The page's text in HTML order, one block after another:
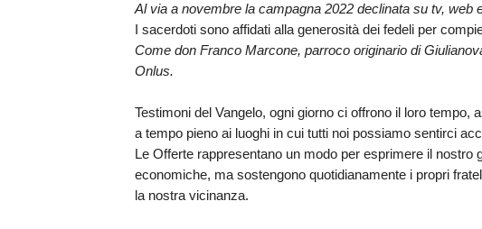
BENI CULTURALI
CARITAS
UFFICIO CATECHISTICO
UTDR (UFFICIO TECNICO)UFFICIO TECNICO E PER LA
Al via a novembre la campagna 2022 declinata su tv, web
I sacerdoti sono affidati alla generosità dei fedeli per
Come don Franco Marcone, parroco originario di
Onlus.
Testimoni del Vangelo, ogni giorno ci offrono il loro
a tempo pieno ai luoghi in cui tutti noi possiamo sentirci
LeOfferte rappresentano un modo per esprimere il nostro
economiche, masostengono quotidianamente i propri
la nostra vicinanza.